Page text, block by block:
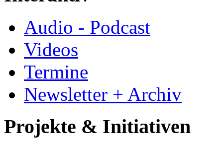
Audio - Podcast
Videos
Termine
Newsletter + Archiv
Projekte & Initiativen